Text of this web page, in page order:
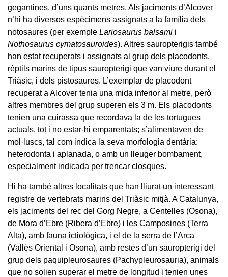
gegantines, d’uns quants metres. Als jaciments d’Alcover
n’hi ha diversos espècimens assignats a la família dels
notosaures (per exemple Lariosaurus balsami i
Nothosaurus cymatosauroides). Altres sauropterigis també
han estat recuperats i assignats al grup dels placodonts,
rèptils marins de tipus sauropterigi que van viure durant el
Triàsic, i dels pistosaures. L’exemplar de placodont
recuperat a Alcover tenia una mida inferior al metre, però
altres membres del grup superen els 3 m. Els placodonts
tenien una cuirassa que recordava la de les tortugues
actuals, tot i no estar-hi emparentats; s’alimentaven de
mol·luscs, tal com indica la seva morfologia dentària:
heterodonta i aplanada, o amb un lleuger bombament,
especialment indicada per trencar closques.
Hi ha també altres localitats que han lliurat un interessant
registre de vertebrats marins del Triàsic mitjà. A Catalunya,
els jaciments del rec del Gorg Negre, a Centelles (Osona),
de Mora d’Ebre (Ribera d’Ebre) i les Camposines (Terra
Alta), amb fauna ictiològica, i el de la serra de l’Arca
(Vallès Oriental i Osona), amb restes d’un sauropterigi del
grup dels paquipleurosaures (Pachypleurosauria), animals
que no solien superar el metre de longitud i tenien unes